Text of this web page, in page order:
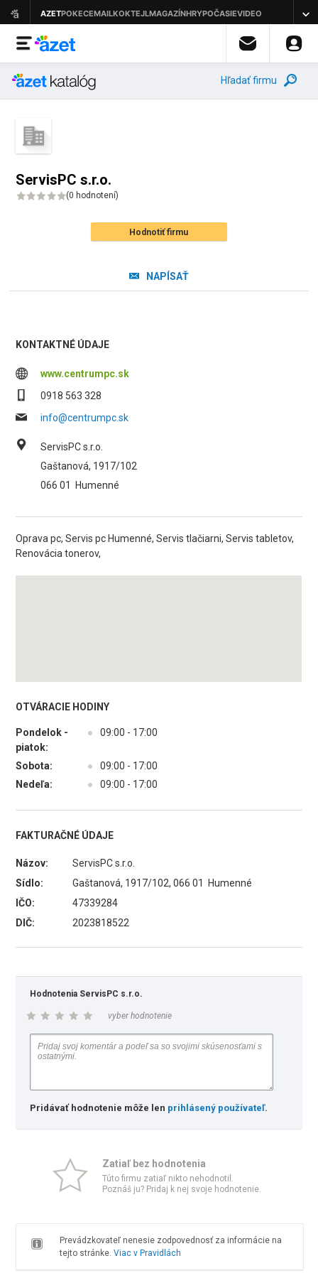
Hľadať firmu
ServisPC s.r.o.
(0 hodnotení)
Hodnotiť firmu
NAPÍSAŤ
KONTAKTNÉ ÚDAJE
www.centrumpc.sk
0918 563 328
info@centrumpc.sk
ServisPC s.r.o.
Gaštanová, 1917/102
066 01
Humenné
Oprava pc, Servis pc Humenné, Servis tlačiarni, Servis tabletov,
Renovácia tonerov,
OTVÁRACIE HODINY
Pondelok -
piatok:
● 09:00 - 17:00
Sobota: ●
09:00 - 17:00
Nedeľa:
● 09:00 - 17:00
FAKTURAČNÉ ÚDAJE
Názov:
ServisPC s.r.o.
Sídlo:
Gaštanová, 1917/102, 066 01 Humenné
IČO:
47339284
DIČ:
2023818522
Hodnotenia ServisPC s.r.o.
vyber hodnotenie
Pridávať hodnotenie môže len prihlásený používateľ.
Zatiaľ bez hodnotenia
Túto firmu zatiaľ nikto nehodnotil.
Poznáš ju? Pridaj k nej svoje hodnotenie.
Prevádzkovateľ nenesie zodpovednosť za informácie na
tejto stránke. Viac v Pravidlách